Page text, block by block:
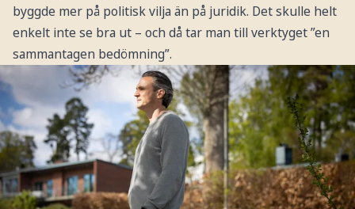
byggde mer på politisk vilja än på juridik. Det skulle helt
enkelt inte se bra ut – och då tar man till verktyget ”en
sammantagen bedömning”.